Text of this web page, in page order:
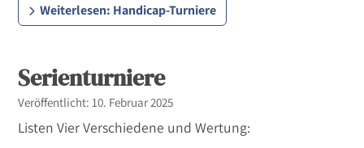
Weiterlesen: Handicap-Turniere
Serienturniere
Details
Veröffentlicht: 10. Februar 2025
Listen Vier Verschiedene und Wertung: